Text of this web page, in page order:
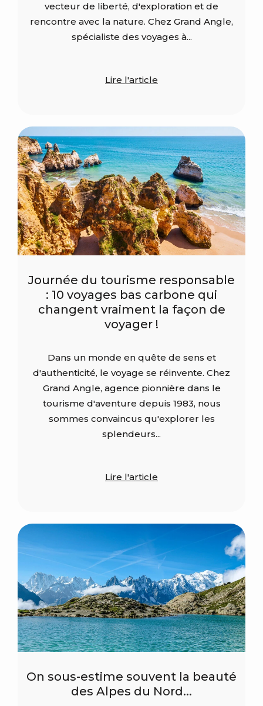
vecteur de liberté, d'exploration et de
rencontre avec la nature. Chez Grand Angle,
spécialiste des voyages à...
Lire l'article
Journée du tourisme responsable
: 10 voyages bas carbone qui
changent vraiment la façon de
voyager !
Dans un monde en quête de sens et
d'authenticité, le voyage se réinvente. Chez
Grand Angle, agence pionnière dans le
tourisme d'aventure depuis 1983, nous
sommes convaincus qu'explorer les
splendeurs...
Lire l'article
On sous-estime souvent la beauté
des Alpes du Nord...